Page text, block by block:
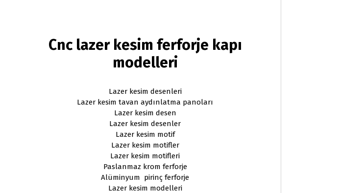
Cnc lazer kesim ferforje kapı
modelleri
Lazer kesim desenleri
Lazer kesim tavan aydınlatma panoları
Lazer kesim desen
Lazer kesim desenler
Lazer kesim motif
Lazer kesim motifler
Lazer kesim motifleri
Paslanmaz krom ferforje
Alüminyum pirinç ferforje
Lazer kesim modelleri